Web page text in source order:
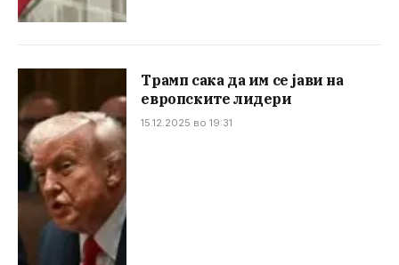
Трамп сака да им се јави на
европските лидери
15.12.2025 во 19:31